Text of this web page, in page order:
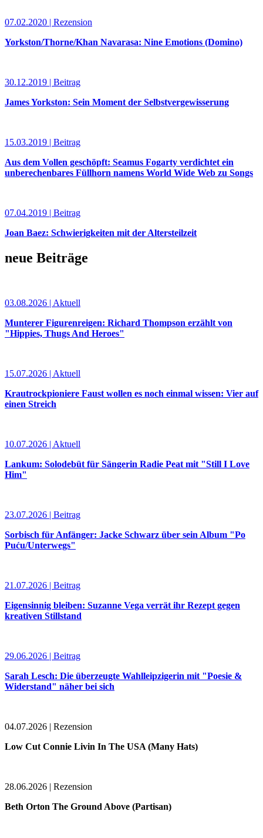
07.02.2020 | Rezension
Yorkston/Thorne/Khan Navarasa: Nine Emotions (Domino)
30.12.2019 | Beitrag
James Yorkston: Sein Moment der Selbstvergewisserung
15.03.2019 | Beitrag
Aus dem Vollen geschöpft: Seamus Fogarty verdichtet ein
unberechenbares Füllhorn namens World Wide Web zu Songs
07.04.2019 | Beitrag
Joan Baez: Schwierigkeiten mit der Altersteilzeit
neue Beiträge
03.08.2026 | Aktuell
Munterer Figurenreigen: Richard Thompson erzählt von
"Hippies, Thugs And Heroes"
15.07.2026 | Aktuell
Krautrockpioniere Faust wollen es noch einmal wissen: Vier auf
einen Streich
10.07.2026 | Aktuell
Lankum: Solodebüt für Sängerin Radie Peat mit "Still I Love
Him"
23.07.2026 | Beitrag
Sorbisch für Anfänger: Jacke Schwarz über sein Album "Po
Puću/Unterwegs"
21.07.2026 | Beitrag
Eigensinnig bleiben: Suzanne Vega verrät ihr Rezept gegen
kreativen Stillstand
29.06.2026 | Beitrag
Sarah Lesch: Die überzeugte Wahlleipzigerin mit "Poesie &
Widerstand" näher bei sich
04.07.2026 | Rezension
Low Cut Connie Livin In The USA (Many Hats)
28.06.2026 | Rezension
Beth Orton The Ground Above (Partisan)